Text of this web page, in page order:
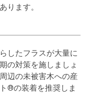
ります。
したフラスが大量に
の対策を施しましょ
辺の未被害木への産
®の装着を推奨しま